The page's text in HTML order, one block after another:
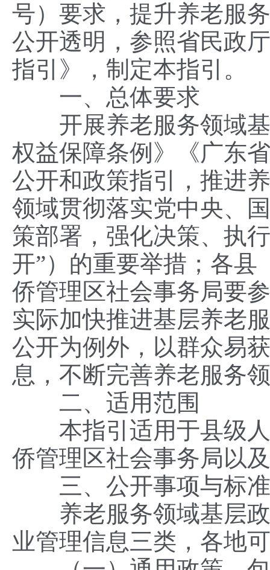
号）要求，提升养老服
公开透明，参照省民政
指引》，制定本指引。
一、总体要求
开展养老服务领域基
权益保障条例》《广东
公开和政策指引，推进
领域贯彻落实党中央、
策部署，强化决策、执
开”）的重要举措；各
侨管理区社会事务局要
实际加快推进基层养老
公开为例外，以群众易
息，不断完善养老服务
二、适用范围
本指引适用于县级人
侨管理区社会事务局以
三、公开事项与标
养老服务领域基层政
业管理信息三类，各地